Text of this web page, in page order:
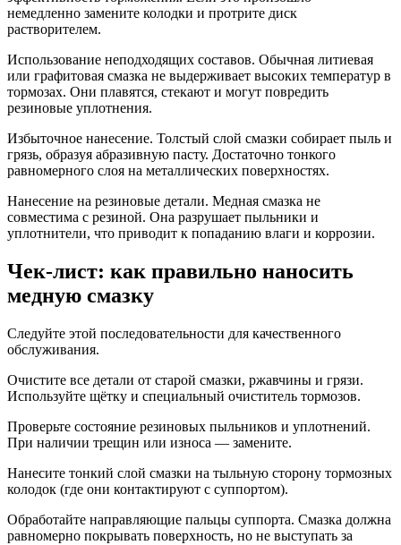
немедленно замените колодки и протрите диск
растворителем.
Использование неподходящих составов. Обычная литиевая
или графитовая смазка не выдерживает высоких температур в
тормозах. Они плавятся, стекают и могут повредить
резиновые уплотнения.
Избыточное нанесение. Толстый слой смазки собирает пыль и
грязь, образуя абразивную пасту. Достаточно тонкого
равномерного слоя на металлических поверхностях.
Нанесение на резиновые детали. Медная смазка не
совместима с резиной. Она разрушает пыльники и
уплотнители, что приводит к попаданию влаги и коррозии.
Чек-лист: как правильно наносить
медную смазку
Следуйте этой последовательности для качественного
обслуживания.
Очистите все детали от старой смазки, ржавчины и грязи.
Используйте щётку и специальный очиститель тормозов.
Проверьте состояние резиновых пыльников и уплотнений.
При наличии трещин или износа — замените.
Нанесите тонкий слой смазки на тыльную сторону тормозных
колодок (где они контактируют с суппортом).
Обработайте направляющие пальцы суппорта. Смазка должна
равномерно покрывать поверхность, но не выступать за